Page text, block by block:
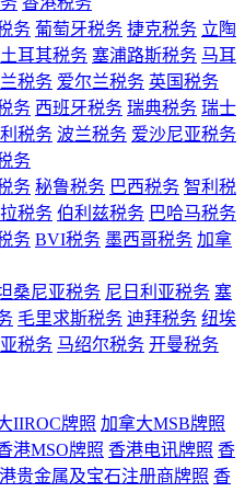
务 葡萄牙税务 捷克税务 立陶
土耳其税务 塞浦路斯税务 马耳
税务 爱尔兰税务 英国税务
务 西班牙税务 瑞典税务 瑞士
税务 波兰税务 爱沙尼亚税务
务
务 秘鲁税务 巴西税务 智利税
税务 伯利兹税务 巴哈马税务
务 BVI税务 墨西哥税务 加拿
桑尼亚税务 尼日利亚税务 塞
毛里求斯税务 迪拜税务 纽埃
税务 马绍尔税务 开曼税务
IIROC牌照 加拿大MSB牌照
港MSO牌照 香港电讯牌照 香
贵金属及宝石注册商牌照 香